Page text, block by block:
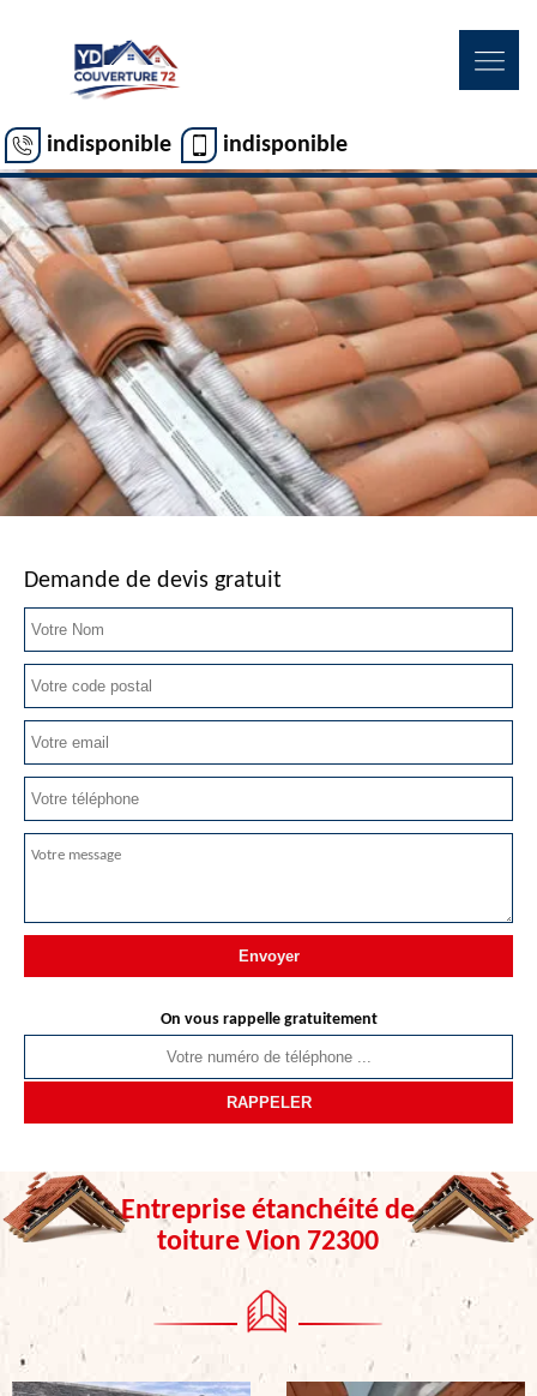
indisponible indisponible
Demande de devis gratuit
On vous rappelle gratuitement
Entreprise étanchéité de
toiture Vion 72300